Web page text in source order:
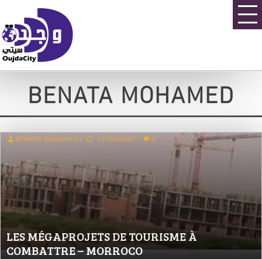
BENATA MOHAMED
LES MÉGAPROJETS DE TOURISME À
COMBATTRE – MORROCO
BENATA Mohamed / 12/04/2007 / 2